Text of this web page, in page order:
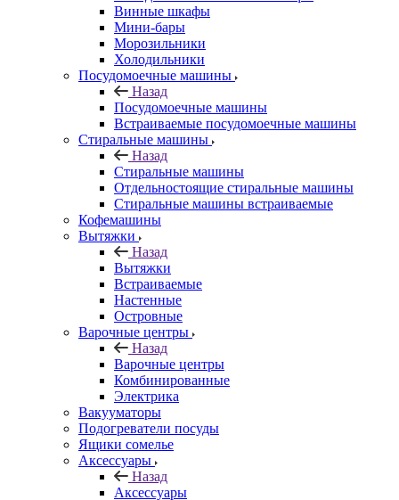
Винные шкафы
Мини-бары
Морозильники
Холодильники
Посудомоечные машины
Назад
Посудомоечные машины
Встраиваемые посудомоечные машины
Стиральные машины
Назад
Стиральные машины
Отдельностоящие стиральные машины
Стиральные машины встраиваемые
Кофемашины
Вытяжки
Назад
Вытяжки
Встраиваемые
Настенные
Островные
Варочные центры
Назад
Варочные центры
Комбинированные
Электрика
Вакууматоры
Подогреватели посуды
Ящики сомелье
Аксессуары
Назад
Аксессуары